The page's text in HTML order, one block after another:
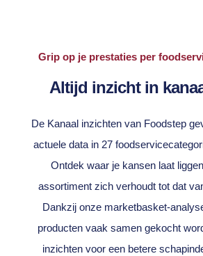
Grip op je prestaties per
Altijd inzicht in
De Kanaal inzichten van Foodstep
actuele data in 27
Ontdek waar je kansen laat
assortiment zich verhoudt tot dat
Dankzij onze marketbasket-
producten vaak samen gekocht
inzichten voor een betere